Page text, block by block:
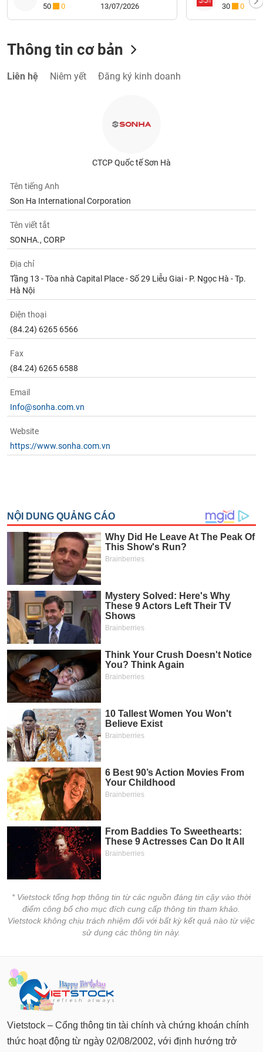
50 0 13/07/2026 30 0
Thông tin cơ bản
Liên hệ Niêm yết Đăng ký kinh doanh
CTCP Quốc tế Sơn Hà
Tên tiếng Anh
Son Ha International Corporation
Tên viết tắt
SONHA., CORP
Địa chỉ
Tầng 13 - Tòa nhà Capital Place - Số 29 Liễu Giai - P. Ngọc Hà - Tp.
Hà Nội
Điện thoại
(84.24) 6265 6566
Fax
(84.24) 6265 6588
Email
Info@sonha.com.vn
Website
https://www.sonha.com.vn
* Vietstock tổng hợp thông tin từ các nguồn đáng tin cậy vào thời
điểm công bố cho mục đích cung cấp thông tin tham khảo.
Vietstock không chịu trách nhiệm đối với bất kỳ kết quả nào từ việc
sử dụng các thông tin này.
Vietstock – Cổng thông tin tài chính và chứng khoán chính
thức hoạt động từ ngày 02/08/2002, với định hướng trở